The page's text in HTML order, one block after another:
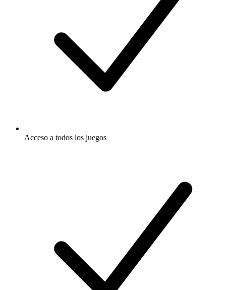
Acceso a todos los juegos